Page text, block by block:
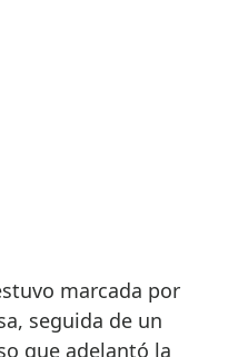
marcada por
seguida de un
que adelantó la